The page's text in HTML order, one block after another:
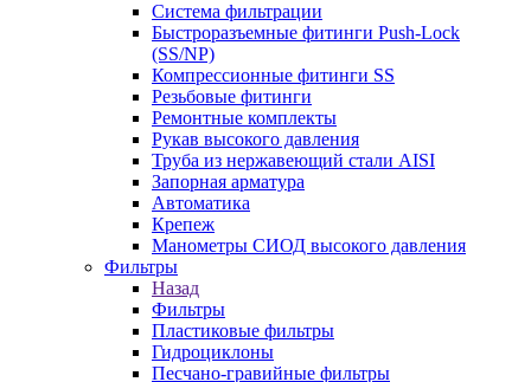
Система фильтрации
Быстроразъемные фитинги Push-Lock
(SS/NP)
Компрессионные фитинги SS
Резьбовые фитинги
Ремонтные комплекты
Рукав высокого давления
Труба из нержавеющий стали AISI
Запорная арматура
Автоматика
Крепеж
Манометры СИОД высокого давления
Фильтры
Назад
Фильтры
Пластиковые фильтры
Гидроциклоны
Песчано-гравийные фильтры